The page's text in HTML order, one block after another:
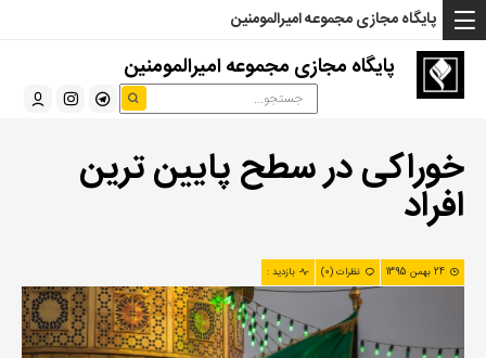
... Read more »" />
... Read more »" />... Read more »" />
پایگاه مجازی مجموعه امیرالمومنین
پایگاه مجازی مجموعه امیرالمومنین
خوراکی در سطح پایین ترین
افراد
24 بهمن 1395 نظرات (0) بازدید :